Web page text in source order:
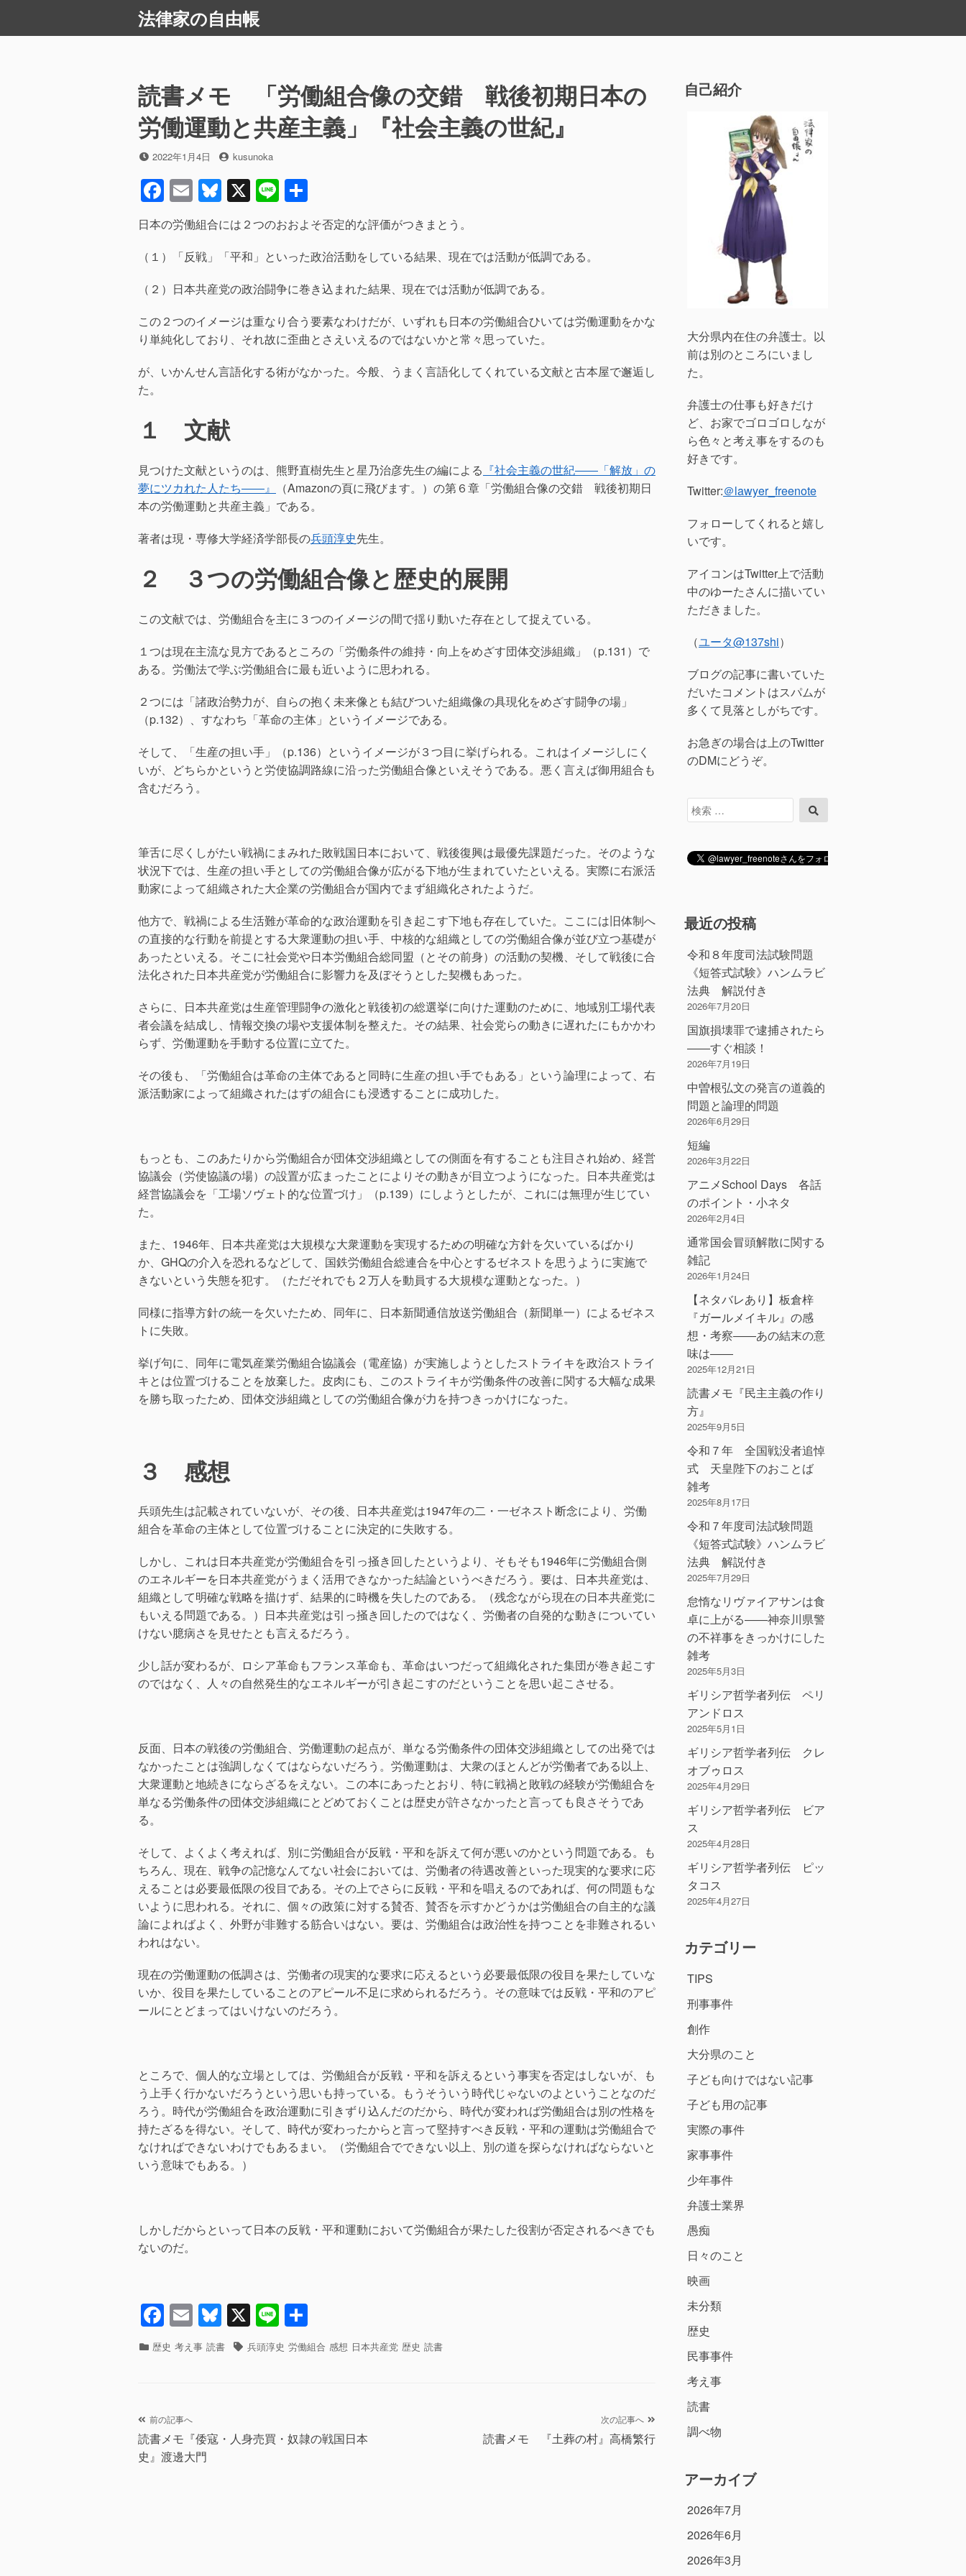
法律家の自由帳
読書メモ 「労働組合像の交錯 戦後初期日本の
労働運動と共産主義」『社会主義の世紀』
投
日
2022年1月4日
投
者
kusunoka
F
a
c
e
b
o
o
k
E
m
ail
Bl
u
e
sk
y
X Li
n
e
有
日本の労働組合には２つのおおよそ否定的な評価がつきまとう。
（１）「反戦」「平和」といった政治活動をしている結果、現在では活動が低調である。
（２）日本共産党の政治闘争に巻き込まれた結果、現在では活動が低調である。
この２つのイメージは重なり合う要素なわけだが、いずれも日本の労働組合ひいては労働運動をかな
り単純化しており、それ故に歪曲とさえいえるのではないかと常々思っていた。
が、いかんせん言語化する術がなかった。今般、うまく言語化してくれている文献と古本屋で邂逅し
た。
１ 文献
見つけた文献というのは、熊野直樹先生と星乃治彦先生の編による 『社会主義の世紀――「解放」の
夢にツカれた人たち――』
（Amazonの頁に飛びます。）の第６章「労働組合像の交錯 戦後初期日
本の労働運動と共産主義」である。
著者は現・専修大学経済学部長の兵頭淳史先生。
２ ３つの労働組合像と歴史的展開
この文献では、労働組合を主に３つのイメージの間で揺り動いた存在として捉えている。
１つは現在主流な見方であるところの「労働条件の維持・向上をめざす団体交渉組織」（p.131）で
ある。労働法で学ぶ労働組合に最も近いように思われる。
２つには「諸政治勢力が、自らの抱く未来像とも結びついた組織像の具現化をめざす闘争の場」
（p.132）、すなわち「革命の主体」というイメージである。
そして、「生産の担い手」（p.136）というイメージが３つ目に挙げられる。これはイメージしにく
いが、どちらかというと労使協調路線に沿った労働組合像といえそうである。悪く言えば御用組合も
含むだろう。
筆舌に尽くしがたい戦禍にまみれた敗戦国日本において、戦後復興は最優先課題だった。そのような
状況下では、生産の担い手としての労働組合像が広がる下地が生まれていたといえる。実際に右派活
動家によって組織された大企業の労働組合が国内でまず組織化されたようだ。
他方で、戦禍による生活難が革命的な政治運動を引き起こす下地も存在していた。ここには旧体制へ
の直接的な行動を前提とする大衆運動の担い手、中核的な組織としての労働組合像が並び立つ基礎が
あったといえる。そこに社会党や日本労働組合総同盟（とその前身）の活動の契機、そして戦後に合
法化された日本共産党が労働組合に影響力を及ぼそうとした契機もあった。
さらに、日本共産党は生産管理闘争の激化と戦後初の総選挙に向けた運動のために、地域別工場代表
者会議を結成し、情報交換の場や支援体制を整えた。その結果、社会党らの動きに遅れたにもかかわ
らず、労働運動を手動する位置に立てた。
その後も、「労働組合は革命の主体であると同時に生産の担い手でもある」という論理によって、右
派活動家によって組織されたはずの組合にも浸透することに成功した。
もっとも、このあたりから労働組合が団体交渉組織としての側面を有することも注目され始め、経営
協議会（労使協議の場）の設置が広まったことによりその動きが目立つようになった。日本共産党は
経営協議会を「工場ソヴェト的な位置づけ」（p.139）にしようとしたが、これには無理が生じてい
た。
また、1946年、日本共産党は大規模な大衆運動を実現するための明確な方針を欠いているばかり
か、GHQの介入を恐れるなどして、国鉄労働組合総連合を中心とするゼネストを思うように実施で
きないという失態を犯す。（ただそれでも２万人を動員する大規模な運動となった。）
同様に指導方針の統一を欠いたため、同年に、日本新聞通信放送労働組合（新聞単一）によるゼネス
トに失敗。
挙げ句に、同年に電気産業労働組合協議会（電産協）が実施しようとしたストライキを政治ストライ
キとは位置づけることを放棄した。皮肉にも、このストライキが労働条件の改善に関する大幅な成果
を勝ち取ったため、団体交渉組織としての労働組合像が力を持つきっかけになった。
３ 感想
兵頭先生は記載されていないが、その後、日本共産党は1947年の二・一ゼネスト断念により、労働
組合を革命の主体として位置づけることに決定的に失敗する。
しかし、これは日本共産党が労働組合を引っ掻き回したというより、そもそも1946年に労働組合側
のエネルギーを日本共産党がうまく活用できなかった結論というべきだろう。要は、日本共産党は、
組織として明確な戦略を描けず、結果的に時機を失したのである。（残念ながら現在の日本共産党に
もいえる問題である。）日本共産党は引っ掻き回したのではなく、労働者の自発的な動きについてい
けない臆病さを見せたとも言えるだろう。
少し話が変わるが、ロシア革命もフランス革命も、革命はいつだって組織化された集団が巻き起こす
のではなく、人々の自然発生的なエネルギーが引き起こすのだということを思い起こさせる。
反面、日本の戦後の労働組合、労働運動の起点が、単なる労働条件の団体交渉組織としての出発では
なかったことは強調しなくてはならないだろう。労働運動は、大衆のほとんどが労働者である以上、
大衆運動と地続きにならざるをえない。この本にあったとおり、特に戦禍と敗戦の経験が労働組合を
単なる労働条件の団体交渉組織にとどめておくことは歴史が許さなかったと言っても良さそうであ
る。
そして、よくよく考えれば、別に労働組合が反戦・平和を訴えて何が悪いのかという問題である。も
ちろん、現在、戦争の記憶なんてない社会においては、労働者の待遇改善といった現実的な要求に応
えることは必要最低限の役目である。その上でさらに反戦・平和を唱えるのであれば、何の問題もな
いように思われる。それに、個々の政策に対する賛否、賛否を示すかどうかは労働組合の自主的な議
論によればよく、外野が非難する筋合いはない。要は、労働組合は政治性を持つことを非難されるい
われはない。
現在の労働運動の低調さは、労働者の現実的な要求に応えるという必要最低限の役目を果たしていな
いか、役目を果たしていることのアピール不足に求められるだろう。その意味では反戦・平和のアピ
ールにとどまってはいけないのだろう。
ところで、個人的な立場としては、労働組合が反戦・平和を訴えるという事実を否定はしないが、も
う上手く行かないだろうという思いも持っている。もうそういう時代じゃないのよということなのだ
ろう。時代が労働組合を政治運動に引きずり込んだのだから、時代が変われば労働組合は別の性格を
持たざるを得ない。そして、時代が変わったからと言って堅持すべき反戦・平和の運動は労働組合で
なければできないわけでもあるまい。（労働組合でできない以上、別の道を探らなければならないと
いう意味でもある。）
しかしだからといって日本の反戦・平和運動において労働組合が果たした役割が否定されるべきでも
ないのだ。
F
a
c
b
o
o
E
m
ail
Bl
u
e
X Li
n
e
有
カ 歴史 考え事 読書
タ 兵頭淳史 労働組合 感想 日本共産党 歴史 読書
投
稿
前の記事へ
読書メモ『倭寇・人身売買・奴隷の戦国日本
史』渡邊大門
次の記事へ
読書メモ 『土葬の村』高橋繁行
自己紹介
大分県内在住の弁護士。以
前は別のところにいまし
た。
弁護士の仕事も好きだけ
ど、お家でゴロゴロしなが
ら色々と考え事をするのも
好きです。
Twitter:＠lawyer_freenote
フォローしてくれると嬉し
いです。
アイコンはTwitter上で活動
中のゆーたさんに描いてい
ただきました。
（ユータ@137shi）
ブログの記事に書いていた
だいたコメントはスパムが
多くて見落としがちです。
お急ぎの場合は上のTwitter
のDMにどうぞ。
検
索
索
最近の投稿
令和８年度司法試験問題
《短答式試験》ハンムラビ
法典 解説付き
2026年7月20日
国旗損壊罪で逮捕されたら
――すぐ相談！
2026年7月19日
中曽根弘文の発言の道義的
問題と論理的問題
2026年6月29日
短編
2026年3月22日
アニメSchool Days 各話
のポイント・小ネタ
2026年2月4日
通常国会冒頭解散に関する
雑記
2026年1月24日
【ネタバレあり】板倉梓
『ガールメイキル』の感
想・考察――あの結末の意
味は――
2025年12月21日
読書メモ『民主主義の作り
方』
2025年9月5日
令和７年 全国戦没者追悼
式 天皇陛下のおことば
雑考
2025年8月17日
令和７年度司法試験問題
《短答式試験》ハンムラビ
法典 解説付き
2025年7月29日
怠惰なリヴァイアサンは食
卓に上がる――神奈川県警
の不祥事をきっかけにした
雑考
2025年5月3日
ギリシア哲学者列伝 ペリ
アンドロス
2025年5月1日
ギリシア哲学者列伝 クレ
オブゥロス
2025年4月29日
ギリシア哲学者列伝 ビア
ス
2025年4月28日
ギリシア哲学者列伝 ピッ
タコス
2025年4月27日
カテゴリー
TIPS
刑事事件
創作
大分県のこと
子ども向けではない記事
子ども用の記事
実際の事件
家事事件
少年事件
弁護士業界
愚痴
日々のこと
映画
未分類
歴史
民事事件
考え事
読書
調べ物
アーカイブ
2026年7月
2026年6月
2026年3月